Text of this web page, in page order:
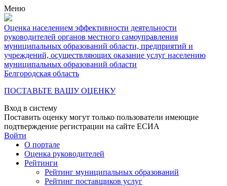
Меню
Оценка населением эффективности деятельности
руководителей органов местного самоуправления
муниципальных образований области, предприятий и
учреждений, осуществляющих оказание услуг населению
муниципальных образований области
Белгородская область
ПОСТАВЬТЕ ВАШУ ОЦЕНКУ
Вход в систему
Поставить оценку могут только пользователи имеющие
подтверждение регистрации на сайте ЕСИА
Войти
О портале
Оценка руководителей
Рейтинги
Рейтинг муниципальных образований
Рейтинг поставщиков услуг